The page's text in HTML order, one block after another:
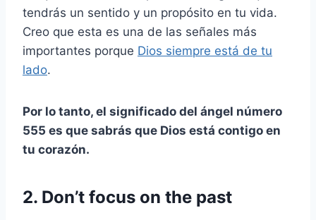
tendrás un sentido y un propósito en tu vida.
Creo que esta es una de las señales más
importantes porque Dios siempre está de tu
lado.
Por lo tanto, el significado del ángel número
555 es que sabrás que Dios está contigo en
tu corazón.
2. Don’t focus on the past